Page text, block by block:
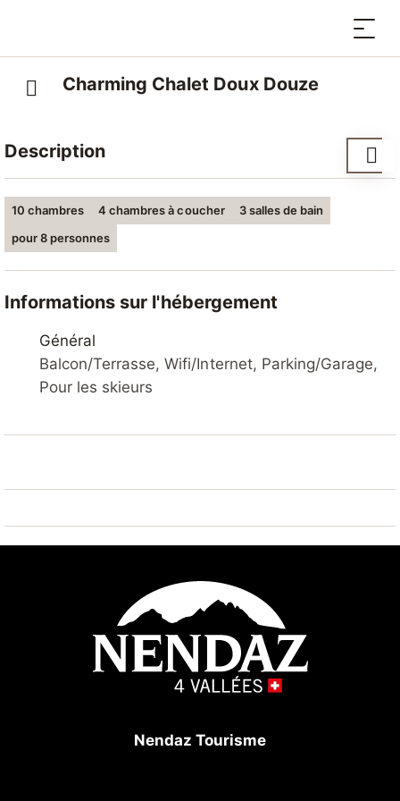
Charming Chalet Doux Douze
Description
10 chambres 4 chambres à coucher
3 salles de bain
pour 8 personnes
Informations sur l'hébergement
Général
Balcon/Terrasse, Wifi/Internet, Parking/Garage,
Pour les skieurs
Nendaz Tourisme